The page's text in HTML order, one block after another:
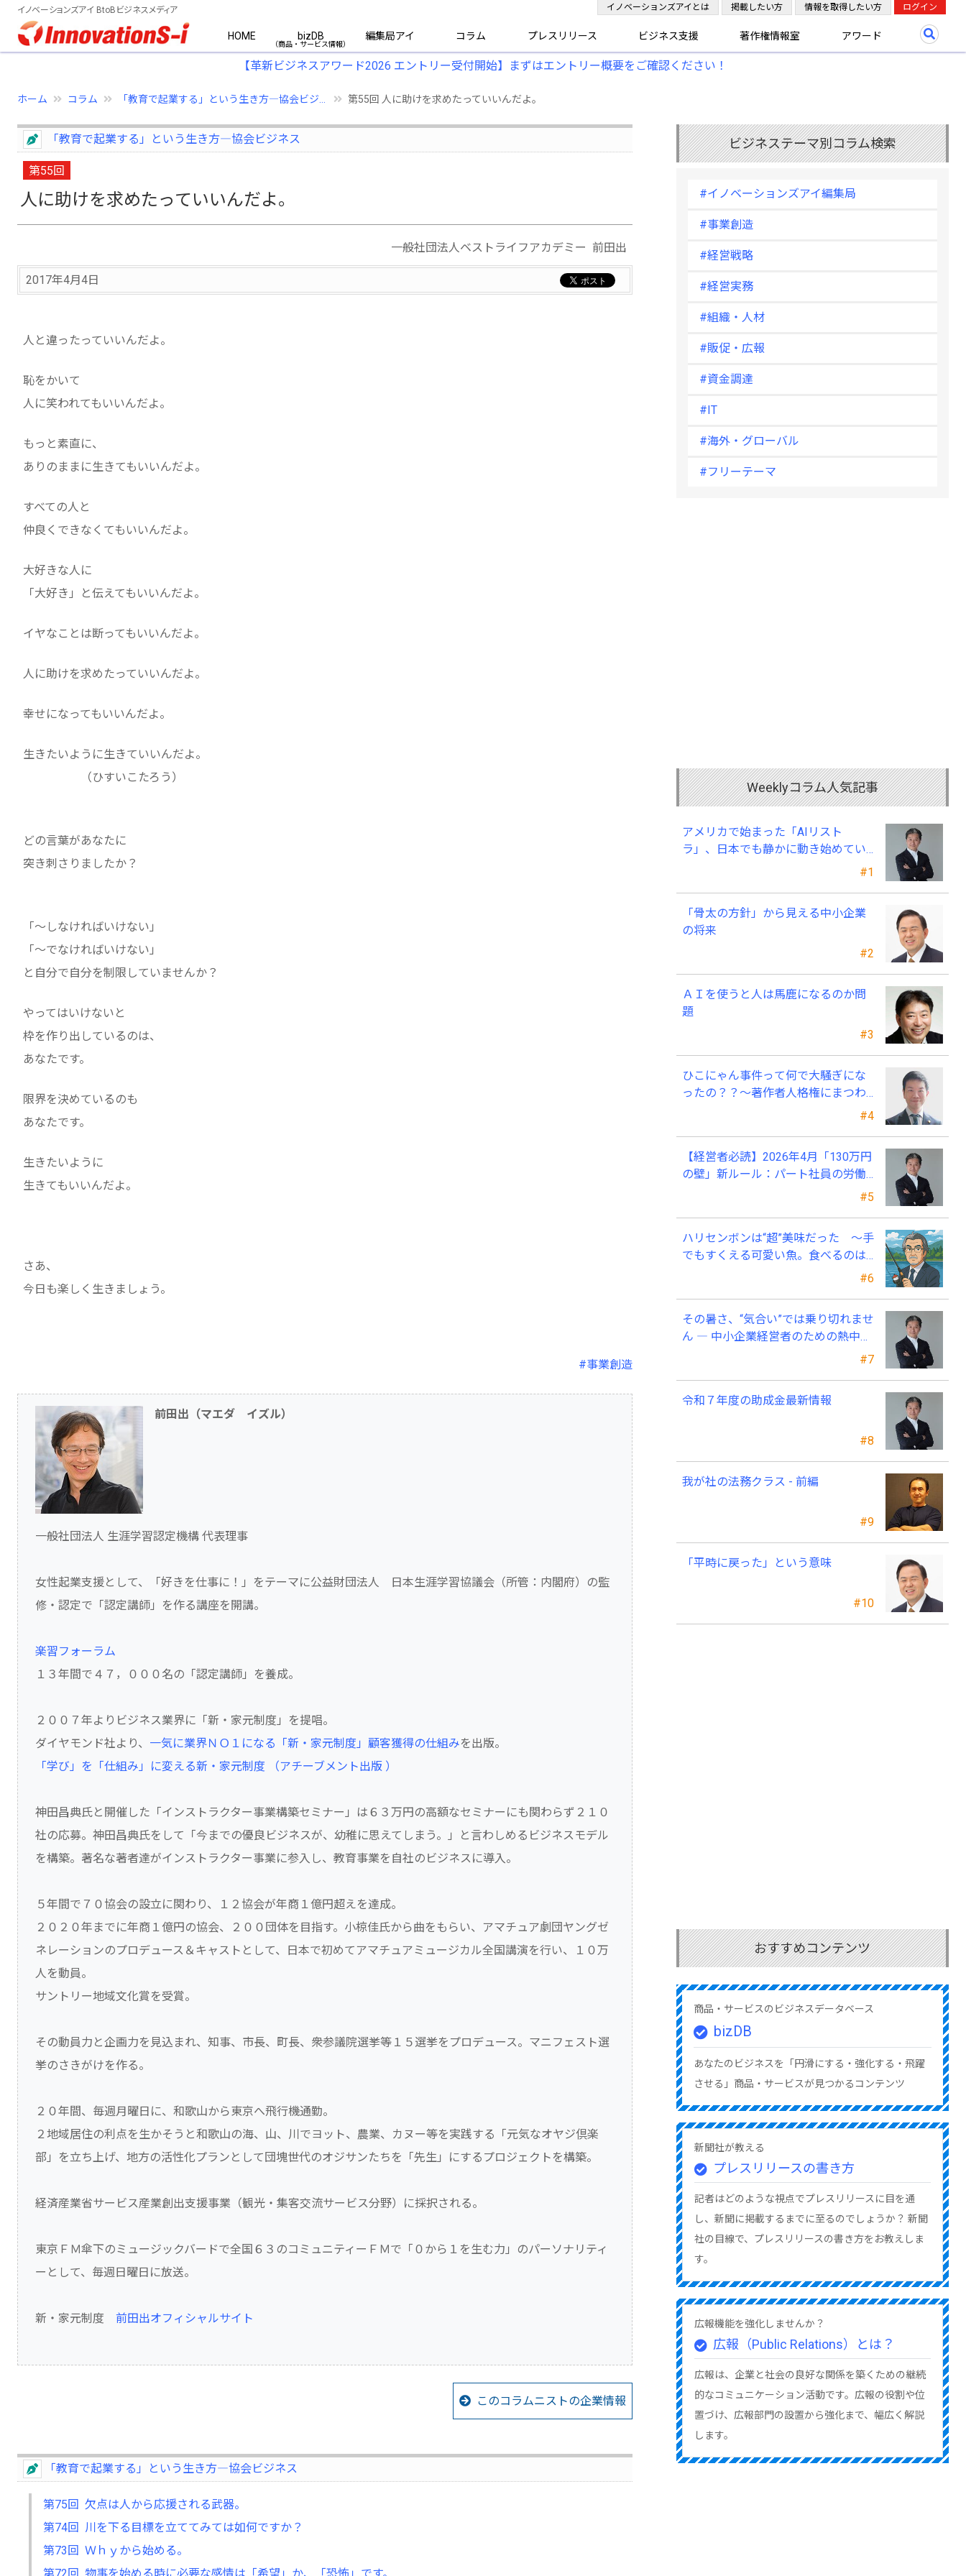
イノベーションズアイ BtoBビジネスメディア
HOME bizDB 編集局アイ コラム プレスリリース ビジネス支援 著作権情報室 アワード
イノベーションズアイとは 掲載したい方 情報を取得したい方 ログイン
【革新ビジネスアワード2026 エントリー受付開始】まずはエントリー概要をご確認ください！
ホーム コラム 「教育で起業する」という生き方―協会ビジ... 第55回 人に助けを求めたっていいんだよ。
「教育で起業する」という生き方―協会ビジネス
第55回
人に助けを求めたっていいんだよ。
一般社団法人ベストライフアカデミー 前田出
2017年4月4日
人と違ったっていいんだよ。
恥をかいて
人に笑われてもいいんだよ。
もっと素直に、
ありのままに生きてもいいんだよ。
すべての人と
仲良くできなくてもいいんだよ。
大好きな人に
「大好き」と伝えてもいいんだよ。
イヤなことは断ってもいいんだよ。
人に助けを求めたっていいんだよ。
幸せになってもいいんだよ。
生きたいように生きていいんだよ。
（ひすいこたろう）
どの言葉があなたに
突き刺さりましたか？
「～しなければいけない」
「～でなければいけない」
と自分で自分を制限していませんか？
やってはいけないと
枠を作り出しているのは、
あなたです。
限界を決めているのも
あなたです。
生きたいように
生きてもいいんだよ。
さあ、
今日も楽しく生きましょう。
#事業創造
前田出（マエダ イズル）
一般社団法人 生涯学習認定機構 代表理事
女性起業支援として、「好きを仕事に！」をテーマに公益財団法人 日本生涯学習協議会（所管：内閣府）の監
修・認定で「認定講師」を作る講座を開講。
楽習フォーラム
１３年間で４７，０００名の「認定講師」を養成。
２００７年よりビジネス業界に「新・家元制度」を提唱。
ダイヤモンド社より、 一気に業界ＮＯ１になる「新・家元制度」顧客獲得の仕組みを出版。
「学び」を「仕組み」に変える新・家元制度 （アチーブメント出版 ）
神田昌典氏と開催した「インストラクター事業構築セミナー」は６３万円の高額なセミナーにも関わらず２１０
社の応募。神田昌典氏をして「今までの優良ビジネスが、幼稚に思えてしまう。」と言わしめるビジネスモデル
を構築。著名な著者達がインストラクター事業に参入し、教育事業を自社のビジネスに導入。
５年間で７０協会の設立に関わり、１２協会が年商１億円超えを達成。
２０２０年までに年商１億円の協会、２００団体を目指す。小椋佳氏から曲をもらい、アマチュア劇団ヤングゼ
ネレーションのプロデュース＆キャストとして、日本で初めてアマチュアミュージカル全国講演を行い、１０万
人を動員。
サントリー地域文化賞を受賞。
その動員力と企画力を見込まれ、知事、市長、町長、衆参議院選挙等１５選挙をプロデュース。マニフェスト選
挙のさきがけを作る。
２０年間、毎週月曜日に、和歌山から東京へ飛行機通勤。
２地域居住の利点を生かそうと和歌山の海、山、川でヨット、農業、カヌー等を実践する「元気なオヤジ倶楽
部」を立ち上げ、地方の活性化プランとして団塊世代のオジサンたちを「先生」にするプロジェクトを構築。
経済産業省サービス産業創出支援事業（観光・集客交流サービス分野）に採択される。
東京ＦＭ傘下のミュージックバードで全国６３のコミュニティーＦＭで「０から１を生む力」のパーソナリティ
ーとして、毎週日曜日に放送。
新・家元制度 前田出オフィシャルサイト
このコラムニストの企業情報
「教育で起業する」という生き方―協会ビジネス
第75回 欠点は人から応援される武器。
第74回 川を下る目標を立ててみては如何ですか？
第73回 Ｗｈｙから始める。
第72回 物事を始める時に必要な感情は「希望」か、「恐怖」です。
ビジネステーマ別コラム検索
#イノベーションズアイ編集局
#事業創造
#経営戦略
#経営実務
#組織・人材
#販促・広報
#資金調達
#IT
#海外・グローバル
#フリーテーマ
Weeklyコラム人気記事
#1
アメリカで始まった「AIリスト
ラ」、日本でも静かに動き始めてい
る ～中小企業経営者が今、見直すべ
#2
「骨太の方針」から見える中小企業
の将来
#3
ＡＩを使うと人は馬鹿になるのか問
題
#4
ひこにゃん事件って何で大騒ぎにな
ったの？？～著作者人格権にまつわ
#5
【経営者必読】2026年4月「130万円
の壁」新ルール：パート社員の労働
条件通知書、今すぐ見直すべき理由
#6
ハリセンボンは“超”美味だった ～手
でもすくえる可愛い魚。食べるのは
#7
その暑さ、“気合い”では乗り切れませ
ん ― 中小企業経営者のための熱中症
#8
令和７年度の助成金最新情報
#9
我が社の法務クラス - 前編
#10
「平時に戻った」という意味
おすすめコンテンツ
商品・サービスのビジネスデータベース
bizDB
あなたのビジネスを「円滑にする・強化する・飛躍
させる」商品・サービスが見つかるコンテンツ
新聞社が教える
プレスリリースの書き方
記者はどのような視点でプレスリリースに目を通
し、新聞に掲載するまでに至るのでしょうか？ 新聞
社の目線で、プレスリリースの書き方をお教えしま
す。
広報機能を強化しませんか？
広報（Public Relations）とは？
広報は、企業と社会の良好な関係を築くための継続
的なコミュニケーション活動です。広報の役割や位
置づけ、広報部門の設置から強化まで、幅広く解説
します。